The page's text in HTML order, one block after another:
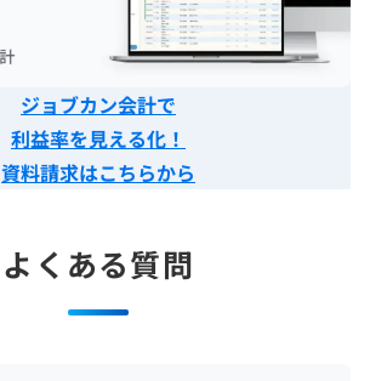
ジョブカン会計で
利益率を見える化！
資料請求はこちらから
よくある質問